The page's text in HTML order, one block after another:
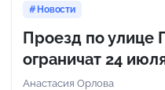
Новости
Проезд по улице
ограничат 24
Анастасия Орлова